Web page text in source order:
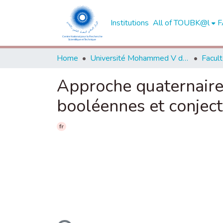
Institutions All of TOUBK@l
Home Université Mohammed V de Rabat
Approche
booléennes et
fr